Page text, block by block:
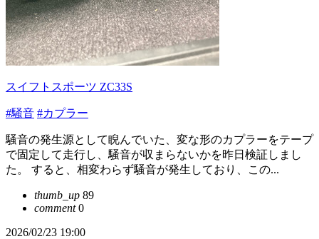
スイフトスポーツ ZC33S
#騒音 #カプラー
騒音の発生源として睨んでいた、変な形のカプラーをテープ
で固定して走行し、騒音が収まらないかを昨日検証しまし
た。 すると、相変わらず騒音が発生しており、この...
thumb_up 89
comment0
2026/02/23 19:00